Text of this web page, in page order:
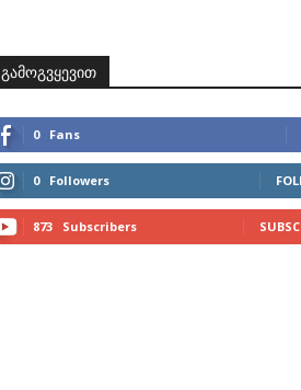
გამოგვყევით
0 Fans
0 Followers
873 Subscribers